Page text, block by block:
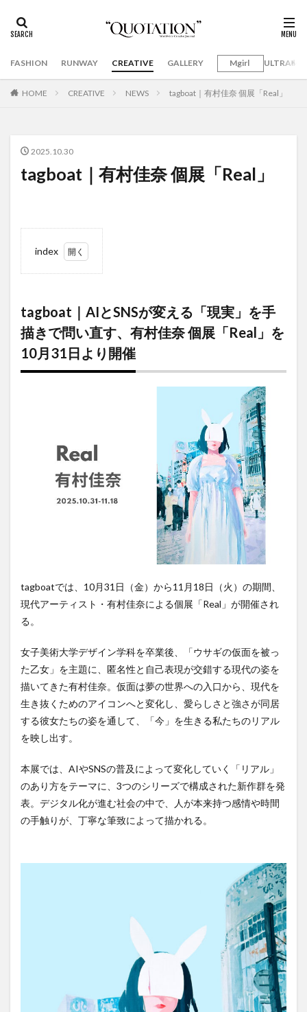
FASHION RUNWAY CREATIVE GALLERY Mgirl
HOME CREATIVE NEWS tagboat｜有村佳奈 個展「Real」
2025.10.30
tagboat｜有村佳奈 個展「Real」
index
1
SNSが変
える
「現
実」を
手描き
で問い
り開催
tagboat｜AIとSNSが変える「現実」を手
描きで問い直す、有村佳奈 個展「Real」を
10月31日より開催
tagboatでは、10月31日（金）から11月18日（火）の期間、
現代アーティスト・有村佳奈による個展「Real」が開催され
る。
女子美術大学デザイン学科を卒業後、「ウサギの仮面を被っ
た乙女」を主題に、匿名性と自己表現が交錯する現代の姿を
描いてきた有村佳奈。仮面は夢の世界への入口から、現代を
生き抜くためのアイコンへと変化し、愛らしさと強さが同居
する彼女たちの姿を通して、「今」を生きる私たちのリアル
を映し出す。
本展では、AIやSNSの普及によって変化していく「リアル」
のあり方をテーマに、3つのシリーズで構成された新作群を発
表。デジタル化が進む社会の中で、人が本来持つ感情や時間
の手触りが、丁寧な筆致によって描かれる。